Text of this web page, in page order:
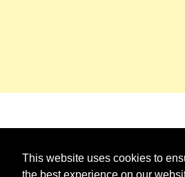
This website uses cookies to
Mein Wunsch: dass alle Menschen
alle Menschen den Krieg verurteilen und
Kriegstreibern abwenden. Das wünsche